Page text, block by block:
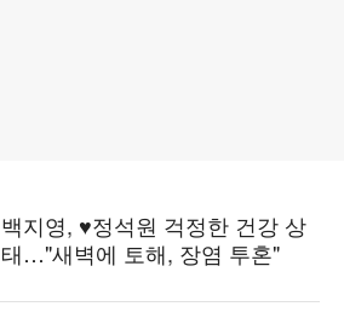
백지영, ♥정석원 걱정한 건강 상
태…"새벽에 토해, 장염 투혼"